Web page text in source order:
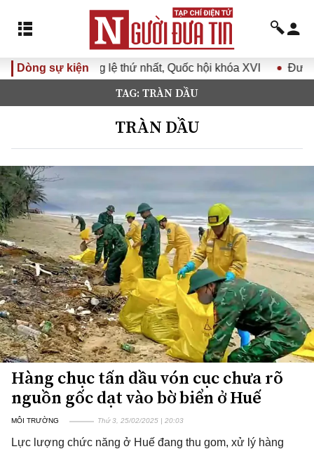
Dòng sự kiện
Đưa Nghị quyết Đại hội Đảng XIV vào cuộc sống
TAG: TRÀN DẦU
TRÀN DẦU
Hàng chục tấn dầu vón cục chưa rõ
nguồn gốc dạt vào bờ biển ở Huế
MÔI TRƯỜNG Thứ 3, 25/02/2025 | 20:03
Lực lượng chức năng ở Huế đang thu gom, xử lý hàng